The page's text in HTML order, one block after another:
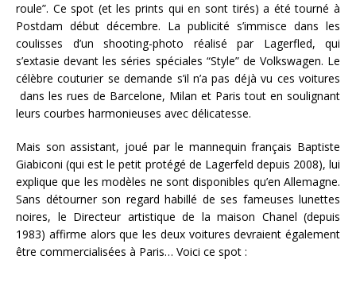
roule”. Ce spot (et les prints qui en sont tirés) a été tourné à
Postdam début décembre. La publicité s’immisce dans les
coulisses d’un shooting-photo réalisé par Lagerfled, qui
s’extasie devant les séries spéciales “Style” de Volkswagen. Le
célèbre couturier se demande s’il n’a pas déjà vu ces voitures
dans les rues de Barcelone, Milan et Paris tout en soulignant
leurs courbes harmonieuses avec délicatesse.
Mais son assistant, joué par le mannequin français Baptiste
Giabiconi (qui est le petit protégé de Lagerfeld depuis 2008), lui
explique que les modèles ne sont disponibles qu’en Allemagne.
Sans détourner son regard habillé de ses fameuses lunettes
noires, le Directeur artistique de la maison Chanel (depuis
1983) affirme alors que les deux voitures devraient également
être commercialisées à Paris… Voici ce spot :